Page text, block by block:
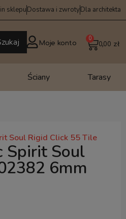
sklepuDostawa i zwrotyDla architekta
Moje konto 0,00 zł
0
Ściany Tarasy
Soul Rigid Click 55 Tile
Spirit Soul
6mm